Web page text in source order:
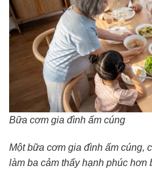
Bữa cơm gia đình ấm cúng
Một bữa cơm gia đình ấm cúng,
làm ba cảm thấy hạnh phúc hơn